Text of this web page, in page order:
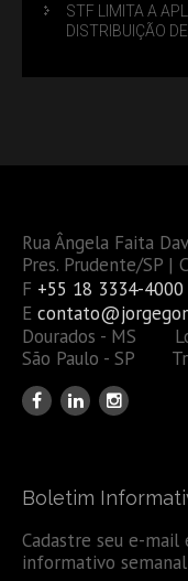
STF LIMITA A
DISTRIBUIÇÃO
Rua Ângela Faita
Pres. Prudente/SP |
F +55 18 3334-4000
E
Dourados - MS
São Paulo - SP
Boletim
Cadastre seu e-
informativo semanal